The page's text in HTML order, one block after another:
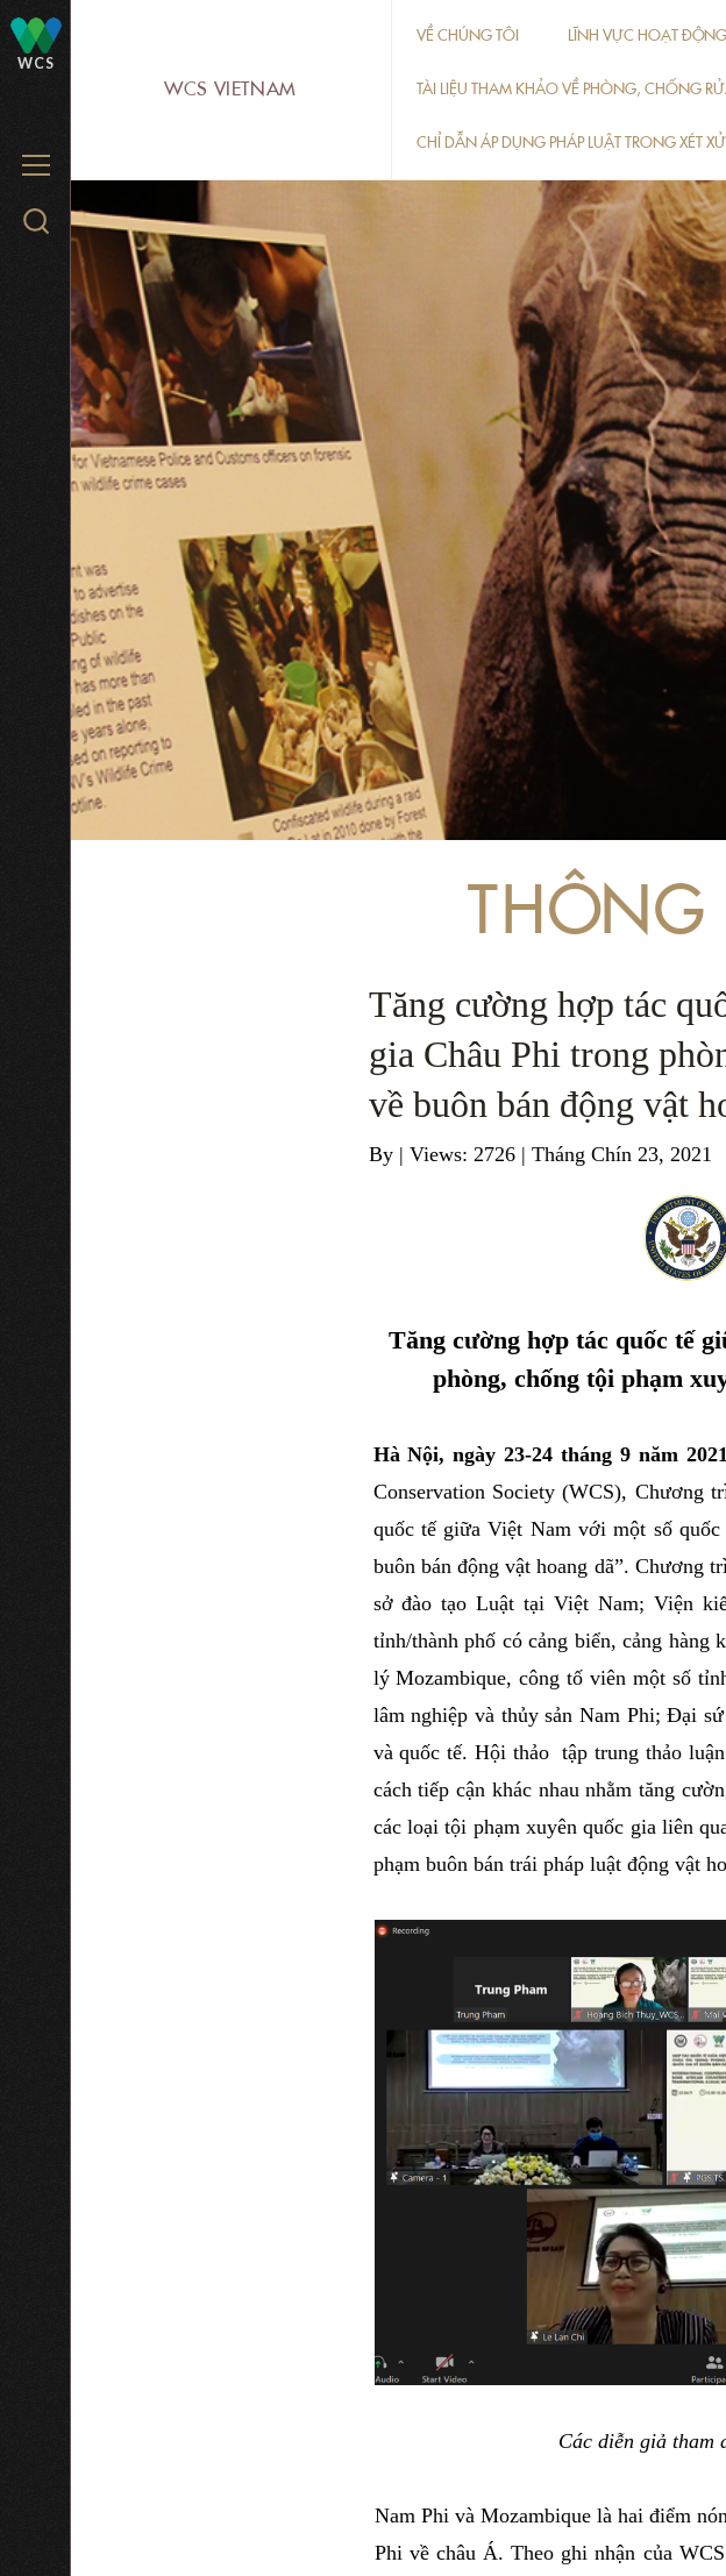
WCS
MENU
Search
WCS.org
WCS VIETNAM
VỀ CHÚNG TÔI LĨNH VỰC HOẠT ĐỘNG
TÀI LIỆU THAM KHẢO VỀ PHÒNG, CHỐNG
CHỈ DẪN ÁP DỤNG PHÁP LUẬT TRONG XÉT
Tăng cường hợp tác
gia Châu Phi trong
về buôn bán động vật
By | Views: 2726| Tháng Chín 23, 2021
Tăng cường hợp tác quốc tế
phòng, chống tội phạm
Hà Nội, ngày 23-24 tháng 9 năm
Conservation Society (WCS), Chương
quốc tế giữa Việt Nam với một số
buôn bán động vật hoang dã”. Chương
sở đào tạo Luật tại Việt Nam; Viện
tỉnh/thành phố có cảng biển, cảng
lý Mozambique, công tố viên một số
lâm nghiệp và thủy sản Nam Phi; Đại
và quốc tế. Hội thảo tập trung thảo
cách tiếp cận khác nhau nhằm tăng
các loại tội phạm xuyên quốc gia liên
phạm buôn bán trái pháp luật động vật
Các diễn giả tham
Nam Phi và Mozambique là hai điểm
Phi về châu Á. Theo ghi nhận của